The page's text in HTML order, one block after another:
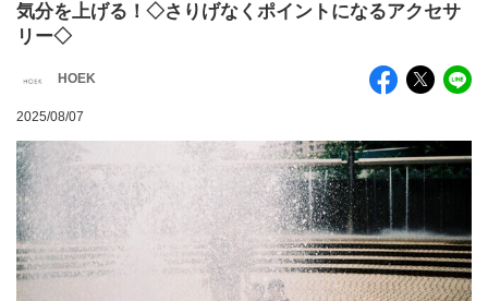
気分を上げる！◇さりげなくポイントになるアクセサ
リー◇
HOEK
2025/08/07